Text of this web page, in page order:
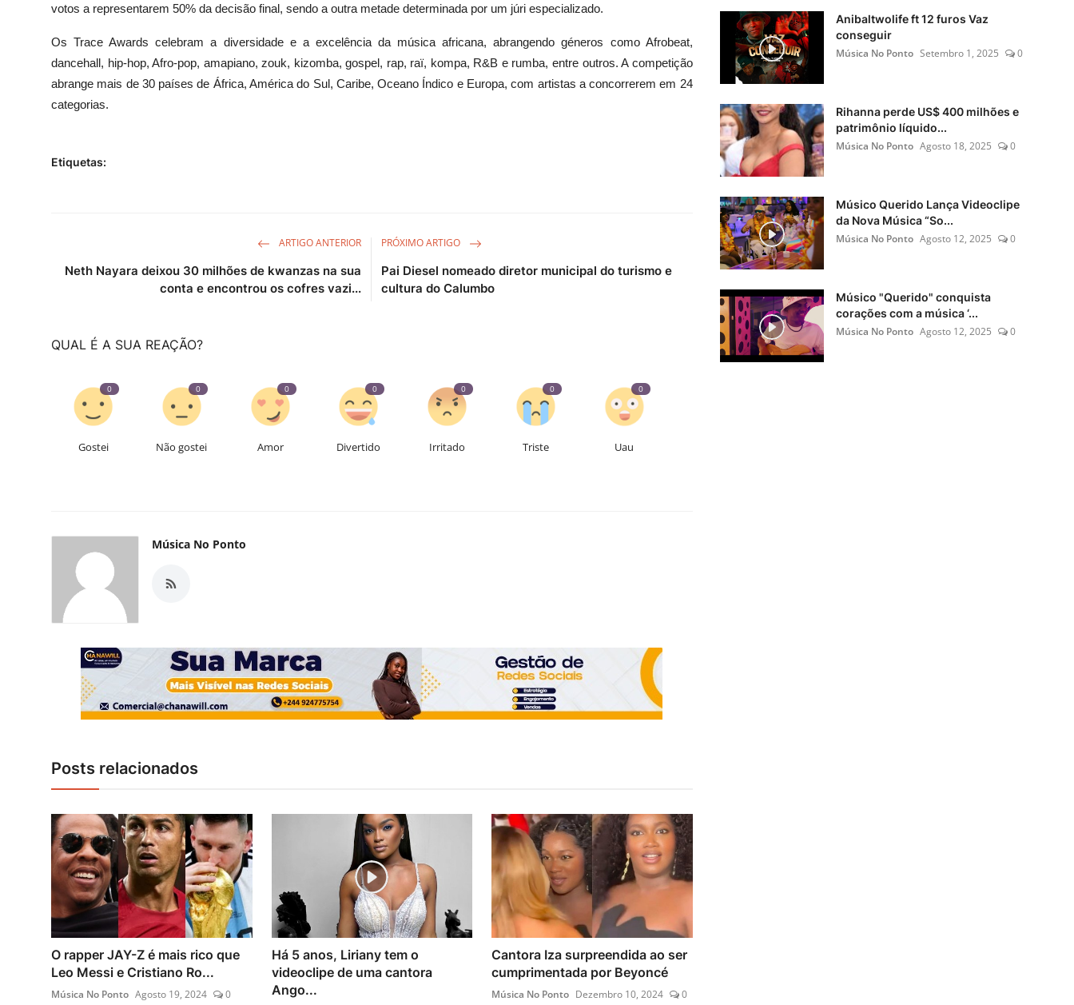
votos a representarem 50% da decisão final, sendo a outra metade determinada por um júri especializado.
Os Trace Awards celebram a diversidade e a excelência da música africana, abrangendo géneros como Afrobeat,
dancehall, hip-hop, Afro-pop, amapiano, zouk, kizomba, gospel, rap, raï, kompa, R&B e rumba, entre outros. A competição
abrange mais de 30 países de África, América do Sul, Caribe, Oceano Índico e Europa, com artistas a concorrerem em 24
categorias.
Etiquetas:
ARTIGO ANTERIOR
Neth Nayara deixou 30 milhões de kwanzas na sua
conta e encontrou os cofres vazi...
PRÓXIMO ARTIGO
Pai Diesel nomeado diretor municipal do turismo e
cultura do Calumbo
QUAL É A SUA REAÇÃO?
0
Gostei
0
Não gostei
0
Amor
0
Divertido
0
Irritado
0
Triste
0
Uau
Música No Ponto
Posts relacionados
O rapper JAY-Z é mais rico que
Leo Messi e Cristiano Ro...
Música No Ponto Agosto 19, 2024 0
Há 5 anos, Liriany tem o
videoclipe de uma cantora
Ango...
Cantora Iza surpreendida ao ser
cumprimentada por Beyoncé
Música No Ponto Dezembro 10, 2024 0
Anibaltwolife ft 12 furos Vaz
conseguir
Música No Ponto Setembro 1, 2025 0
Rihanna perde US$ 400 milhões e
patrimônio líquido...
Música No Ponto Agosto 18, 2025 0
Músico Querido Lança Videoclipe
da Nova Música “So...
Música No Ponto Agosto 12, 2025 0
Músico "Querido" conquista
corações com a música ‘...
Música No Ponto Agosto 12, 2025 0